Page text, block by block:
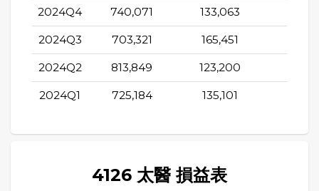
2024Q4 740,071 133,063
2024Q3 703,321 165,451
2024Q2 813,849 123,200
2024Q1 725,184 135,101
4126 太醫 損益表